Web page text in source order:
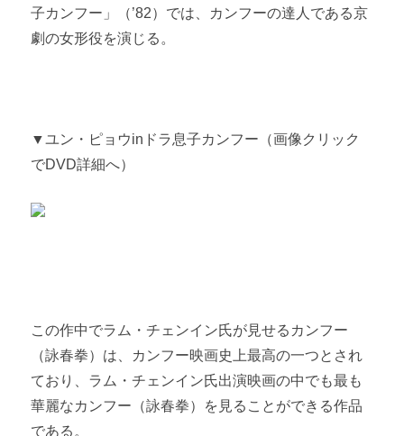
子カンフー」（’82）では、カンフーの達人である京
劇の女形役を演じる。
▼ユン・ピョウin ドラ息子カンフー（画像クリック
でDVD詳細へ）
この作中でラム・チェンイン氏が見せるカンフー
（詠春拳）は、カンフー映画史上最高の一つとされ
ており、ラム・チェンイン氏出演映画の中でも最も
華麗なカンフー（詠春拳）を見ることができる作品
である。